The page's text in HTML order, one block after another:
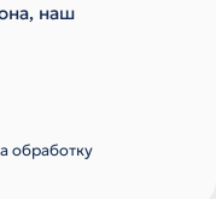
наш
обработку